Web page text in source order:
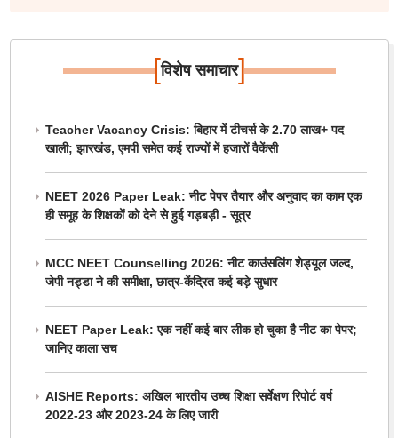
[विशेष समाचार]
Teacher Vacancy Crisis: बिहार में टीचर्स के 2.70 लाख+ पद
खाली; झारखंड, एमपी समेत कई राज्यों में हजारों वैकेंसी
NEET 2026 Paper Leak: नीट पेपर तैयार और अनुवाद का काम एक
ही समूह के शिक्षकों को देने से हुई गड़बड़ी - सूत्र
MCC NEET Counselling 2026: नीट काउंसलिंग शेड्यूल जल्द,
जेपी नड्डा ने की समीक्षा, छात्र-केंद्रित कई बड़े सुधार
NEET Paper Leak: एक नहीं कई बार लीक हो चुका है नीट का पेपर;
जानिए काला सच
AISHE Reports: अखिल भारतीय उच्च शिक्षा सर्वेक्षण रिपोर्ट वर्ष
2022-23 और 2023-24 के लिए जारी